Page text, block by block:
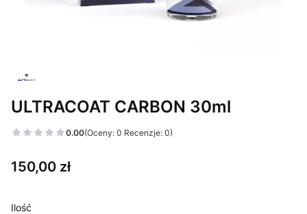
ULTRACOAT CARBON 30ml
0.00(Oceny: 0 Recenzje: 0)
Cena
150,00 zł
Ilość